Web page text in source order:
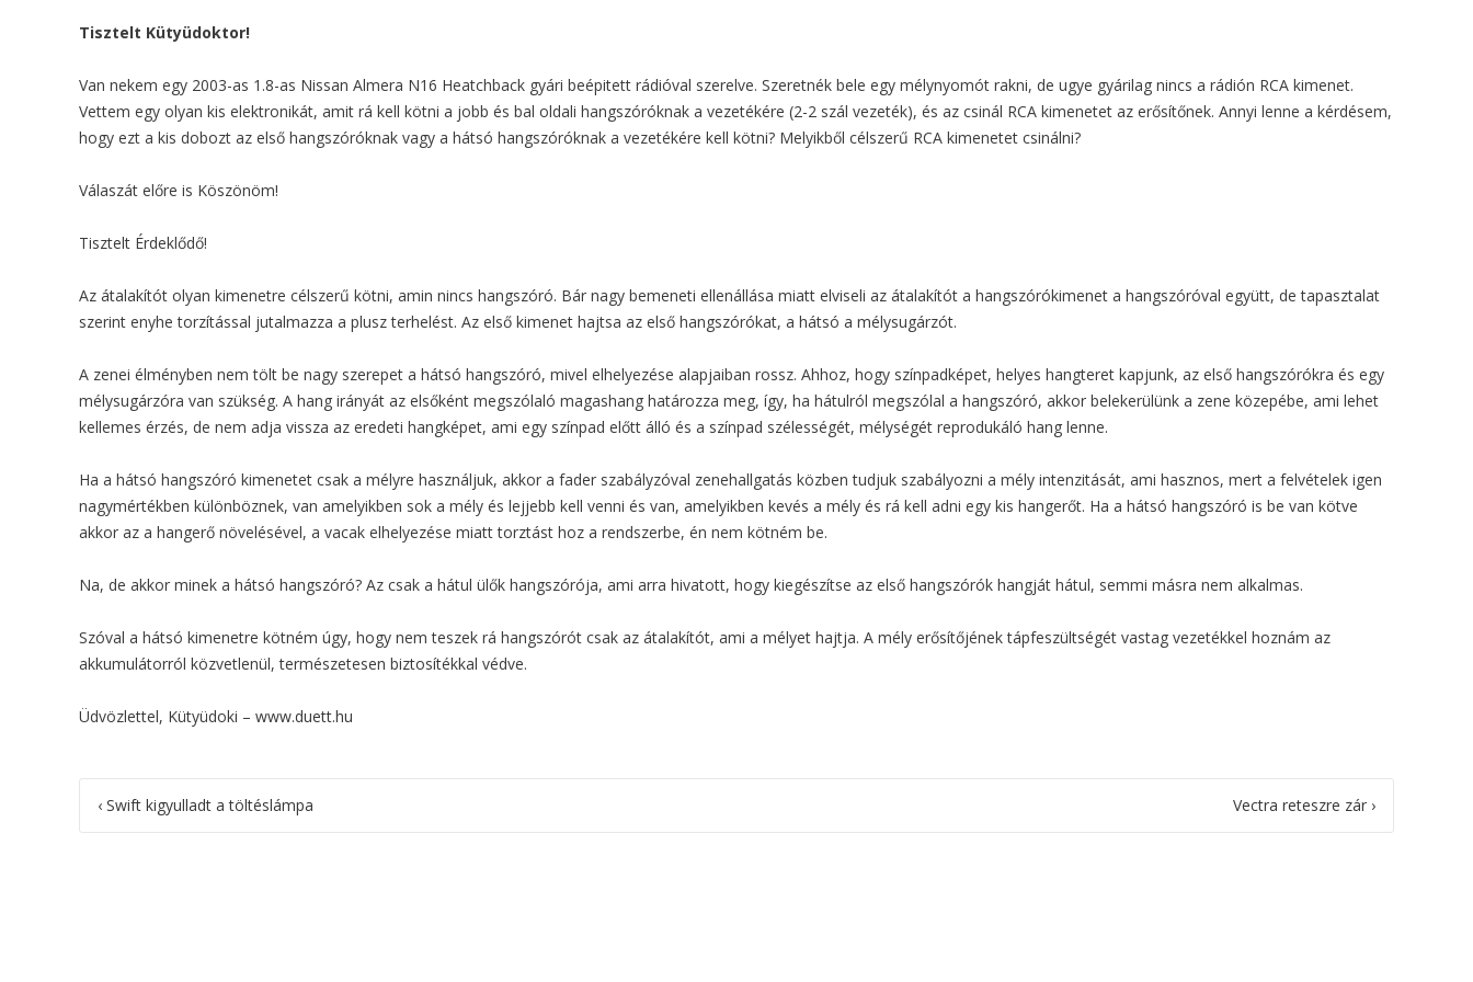
Tisztelt Kütyüdoktor!
Van nekem egy 2003-as 1.8-as Nissan Almera N16 Heatchback gyári beépitett rádióval szerelve. Szeretnék bele egy mélynyomót rakni, de ugye gyárilag nincs a rádión RCA kimenet.
Vettem egy olyan kis elektronikát, amit rá kell kötni a jobb és bal oldali hangszóróknak a vezetékére (2-2 szál vezeték), és az csinál RCA kimenetet az erősítőnek. Annyi lenne a kérdésem,
hogy ezt a kis dobozt az első hangszóróknak vagy a hátsó hangszóróknak a vezetékére kell kötni? Melyikből célszerű RCA kimenetet csinálni?
Válaszát előre is Köszönöm!
Tisztelt Érdeklődő!
Az átalakítót olyan kimenetre célszerű kötni, amin nincs hangszóró. Bár nagy bemeneti ellenállása miatt elviseli az átalakítót a hangszórókimenet a hangszóróval együtt, de tapasztalat
szerint enyhe torzítással jutalmazza a plusz terhelést. Az első kimenet hajtsa az első hangszórókat, a hátsó a mélysugárzót.
A zenei élményben nem tölt be nagy szerepet a hátsó hangszóró, mivel elhelyezése alapjaiban rossz. Ahhoz, hogy színpadképet, helyes hangteret kapjunk, az első hangszórókra és egy
mélysugárzóra van szükség. A hang irányát az elsőként megszólaló magashang határozza meg, így, ha hátulról megszólal a hangszóró, akkor belekerülünk a zene közepébe, ami lehet
kellemes érzés, de nem adja vissza az eredeti hangképet, ami egy színpad előtt álló és a színpad szélességét, mélységét reprodukáló hang lenne.
Ha a hátsó hangszóró kimenetet csak a mélyre használjuk, akkor a fader szabályzóval zenehallgatás közben tudjuk szabályozni a mély intenzitását, ami hasznos, mert a felvételek igen
nagymértékben különböznek, van amelyikben sok a mély és lejjebb kell venni és van, amelyikben kevés a mély és rá kell adni egy kis hangerőt. Ha a hátsó hangszóró is be van kötve
akkor az a hangerő növelésével, a vacak elhelyezése miatt torztást hoz a rendszerbe, én nem kötném be.
Na, de akkor minek a hátsó hangszóró? Az csak a hátul ülők hangszórója, ami arra hivatott, hogy kiegészítse az első hangszórók hangját hátul, semmi másra nem alkalmas.
Szóval a hátsó kimenetre kötném úgy, hogy nem teszek rá hangszórót csak az átalakítót, ami a mélyet hajtja. A mély erősítőjének tápfeszültségét vastag vezetékkel hoznám az
akkumulátorról közvetlenül, természetesen biztosítékkal védve.
Üdvözlettel, Kütyüdoki – www.duett.hu
Post
navigation
‹ Swift kigyulladt a töltéslámpa Vectra reteszre zár ›